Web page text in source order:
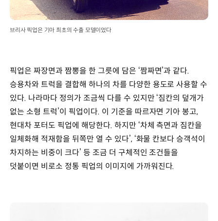
브리사 픽업은 기아 최초의 수출 모델이었다
픽업은 짜장면과 짬뽕을 한 그릇에 담은 ‘짬짜면’과 같다.
승용차와 트럭을 결합해 하나의 차를 다양한 용도로 사용할 수
있다. 나라마다 정의가 조금씩 다를 수 있지만 ‘짐칸의 덮개가
없는 소형 트럭’이 픽업이다. 이 기준을 따르자면 기아 봉고,
현대차 포터도 픽업에 해당한다. 하지만 ‘차체 측면과 짐칸을
일체화해 적재함을 뒤쪽만 열 수 있다’, ‘화물 칸보다 승객석이
차지하는 비중이 크다’ 등 조금 더 구체적인 조건들을
덧붙이면 비로소 정통 픽업의 이미지에 가까워진다.